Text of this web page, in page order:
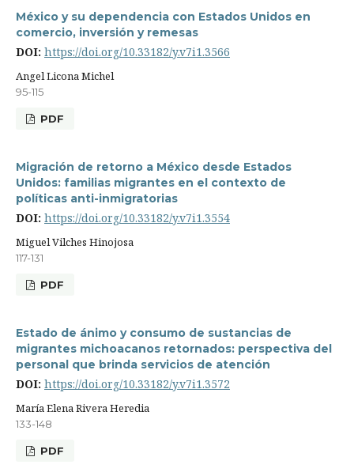
México y su dependencia con Estados Unidos en
comercio, inversión y remesas
DOI: https://doi.org/10.33182/y.v7i1.3566
Angel Licona Michel
95-115
PDF
Migración de retorno a México desde Estados
Unidos: familias migrantes en el contexto de
políticas anti-inmigratorias
DOI: https://doi.org/10.33182/y.v7i1.3554
Miguel Vilches Hinojosa
117-131
PDF
Estado de ánimo y consumo de sustancias de
migrantes michoacanos retornados: perspectiva del
personal que brinda servicios de atención
DOI: https://doi.org/10.33182/y.v7i1.3572
María Elena Rivera Heredia
133-148
PDF